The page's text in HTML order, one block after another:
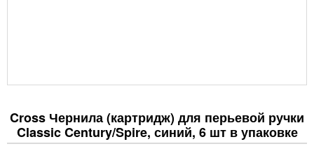
Cross Чернила (картридж) для перьевой ручки
Classic Century/Spire, синий, 6 шт в упаковке